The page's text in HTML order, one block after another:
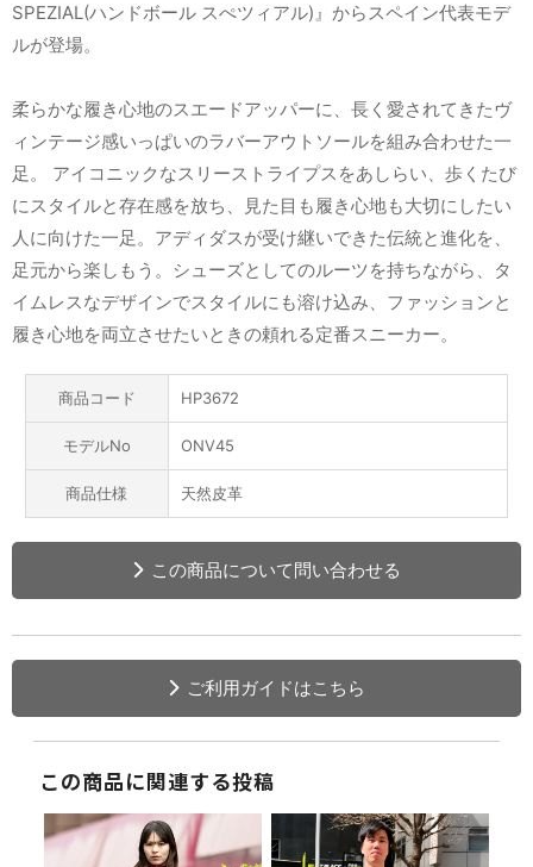
SPEZIAL(ハンドボール スぺツィアル)』からスペイン代表モデ
ルが登場。
柔らかな履き心地のスエードアッパーに、長く愛されてきたヴ
ィンテージ感いっぱいのラバーアウトソールを組み合わせた一
足。 アイコニックなスリーストライプスをあしらい、歩くたび
にスタイルと存在感を放ち、見た目も履き心地も大切にしたい
人に向けた一足。アディダスが受け継いできた伝統と進化を、
足元から楽しもう。シューズとしてのルーツを持ちながら、タ
イムレスなデザインでスタイルにも溶け込み、ファッションと
履き心地を両立させたいときの頼れる定番スニーカー。
商品コード HP3672
モデルNo ONV45
商品仕様 天然皮革
この商品について問い合わせる
ご利用ガイドはこちら
この商品に関連する投稿